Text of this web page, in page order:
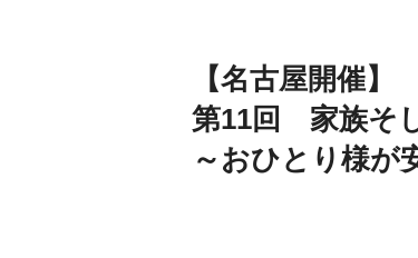
【名古屋開催】
第11回 家族そ
～おひとり様が